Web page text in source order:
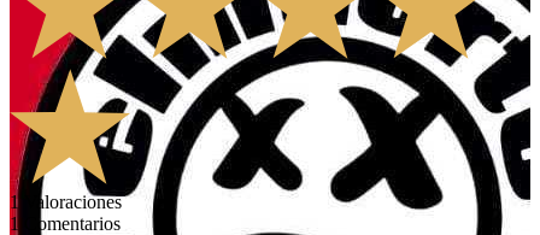
1
Valoraciones
1
Comentarios